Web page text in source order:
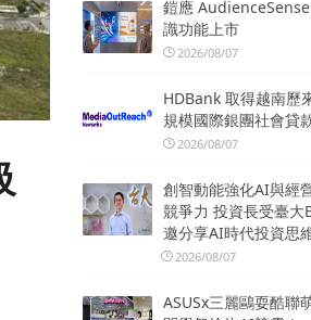
鎧應
識功能上市
2026/08/07
HDBank 取得越南歷
規模國際銀團社會貸
2026/08/07
創智動能強化AI與經
競爭力 投資長受臺大
邀分享AI時代投資思
2026/08/07
ASUSx三麗鷗耍酷聯